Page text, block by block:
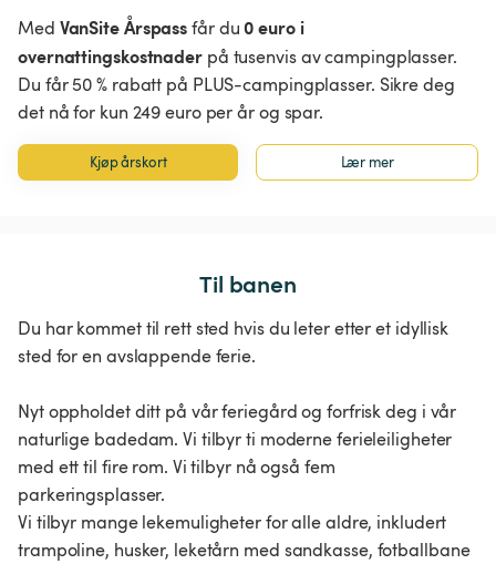
Med VanSite Årspassfår du0 euro i
overnattingskostnaderpå tusenvis av campingplasser.
Du får 50 % rabatt på PLUS-campingplasser. Sikre deg
det nå for kun 249 euro per år og spar.
Kjøp årskort Lær mer
Til banen
Du har kommet til rett sted hvis du leter etter et idyllisk
sted for en avslappende ferie.
Nyt oppholdet ditt på vår feriegård og forfrisk deg i vår
naturlige badedam. Vi tilbyr ti moderne ferieleiligheter
med ett til fire rom. Vi tilbyr nå også fem
parkeringsplasser.
Vi tilbyr mange lekemuligheter for alle aldre, inkludert
trampoline, husker, leketårn med sandkasse, fotballbane